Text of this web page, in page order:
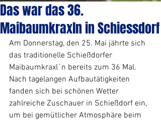
Das war das 36.
Maibaumkraxln in Schiessdorf
Am Donnerstag, den 25. Mai jährte sich
das traditionelle Schießdorfer
Maibaumkraxl´n bereits zum 36 Mal.
Nach tagelangen Aufbautätigkeiten
fanden sich bei schönen Wetter
zahlreiche Zuschauer in Schießdorf ein,
um bei gemütlicher Atmosphäre beim